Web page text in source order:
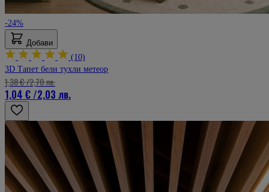
-24%
Добави
(10)
3D Тапет бели тухли метеор
1,04 € /2,03 лв.
1,38 €/2,70 лв.